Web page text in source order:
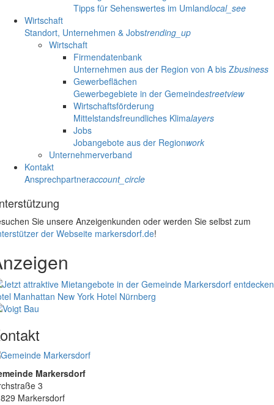
Tipps für Sehenswertes im Umlandlocal_see
Wirtschaft
Standort, Unternehmen & Jobstrending_up
Wirtschaft
Firmendatenbank
Unternehmen aus der Region von A bis Zbusiness
Gewerbeflächen
Gewerbegebiete in der Gemeindestreetview
Wirtschaftsförderung
Mittelstandsfreundliches Klimalayers
Jobs
Jobangebote aus der Regionwork
Unternehmerverband
Kontakt
Ansprechpartneraccount_circle
Sie unsere Anzeigenkunden oder werden Sie selbst zum
der Webseite markersdorf.de!
Manhattan New York Hotel Nürnberg
Markersdorf
3
Markersdorf